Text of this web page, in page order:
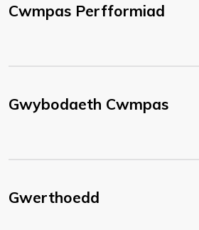
Cwmpas Perfformiad
Gwybodaeth Cwmpas
Gwerthoedd